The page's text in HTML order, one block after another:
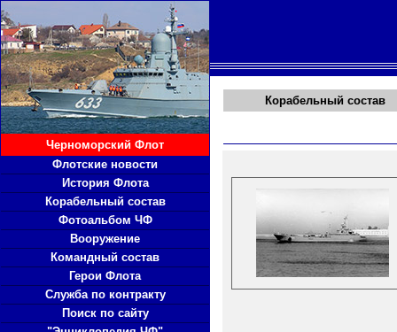
Черноморский Флот
Флотские новости
История Флота
Корабельный состав
Фотоальбом ЧФ
Вооружение
Командный состав
Герои Флота
Служба по контракту
Поиск по сайту
Корабельный состав